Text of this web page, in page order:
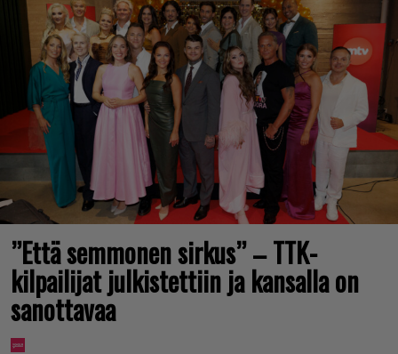
”Että semmonen sirkus” – TTK-
kilpailijat julkistettiin ja kansalla on
sanottavaa